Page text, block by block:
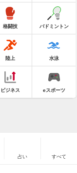
格闘技 バドミントン
陸上 水泳
ビジネス eスポーツ
占い すべて